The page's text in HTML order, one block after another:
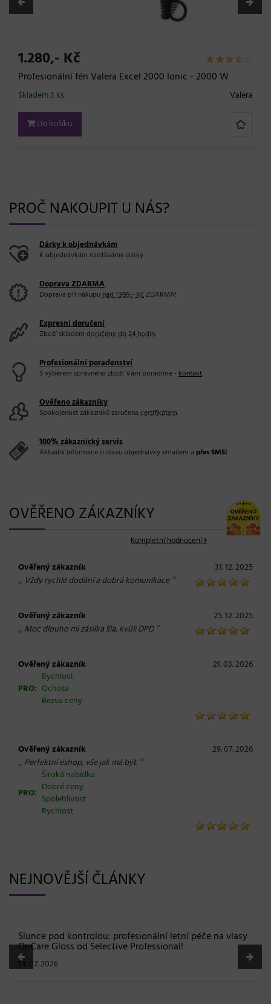
40,- Kč
Vlnitá sponka Sibel Best Grip - 5 cm, hnědá - 12ks
Skladem 20 a více bal.
Do košíku
PROČ NAKOUPIT U NÁS?
Dárky k objednávkám
K objednávkám rozdáváme dárky.
Doprava ZDARMA
Doprava při nákupunad 1.999,- KčZDARMA!
Expresní doručení
Zboží skladem doručíme do 24 hodin.
Profesionální poradenství
S výběrem správného zboží Vám poradíme -kontakt.
Ověřeno zákazníky
Spokojenost zákazníků zaručena certifikátem.
100% zákaznický servis
Aktuální informace o stavu objednávky emailem a přes SMS!
OVĚŘENO ZÁKAZNÍKY
Kompletní hodnocení
Ověřený zákazník 31. 12. 2025
„ Vždy rychlé dodání a dobrá komunikace“
Ověřený zákazník 25. 12. 2025
„ Moc dlouho mi zásilka šla, kvůli DPD“
Ověřený zákazník
21. 03. 2026
PRO:
Rychlost
Ochota
Bezva ceny
Ověřený zákazník 29. 07. 2026
„ Perfektní eshop, vše jak má být. “
PRO:
Široká nabídka
Dobré ceny
Spolehlivost
Rychlost
NEJNOVĚJŠÍ ČLÁNKY
BLONDME přichází s novou érou blond: lesk, glow efekt
a maximální péče bez kompromisů
08. 06. 2026